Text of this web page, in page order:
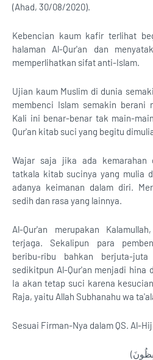
(Ahad, 30/08/2020).
Kebencian kaum kafir terlihat
halaman Al-Qur'an dan
memperlihatkan sifat anti-Islam.
Ujian kaum Muslim di dunia
membenci Islam semakin berani
Kali ini benar-benar tak main-
Qur'an kitab suci yang begitu
Wajar saja jika ada kemarahan
tatkala kitab sucinya yang mulia
adanya keimanan dalam diri.
sedih dan rasa yang lainnya.
Al-Qur'an merupakan
terjaga. Sekalipun para
beribu-ribu bahkan berjuta-
sedikitpun Al-Qur'an menjadi hina
Ia akan tetap suci karena
Raja, yaitu Allah Subhanahu wa
Sesuai Firman-Nya dalam QS. Al-